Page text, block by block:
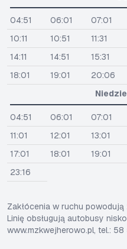
04:51 06:01 07:01
10:11
10:51 11:31
14:11
14:51 15:31
18:01
19:01 20:06
04:51 06:01 07:01
11:01
12:01 13:01
17:01
18:01 19:01
23:16
Zakłócenia w ruchu
Linię obsługują autobusy
www.mzkwejherowo.pl, tel.: